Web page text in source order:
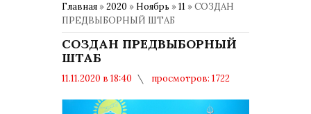
Главная »2020 » Ноябрь »11 » СОЗДАН
ПРЕДВЫБОРНЫЙ ШТАБ
СОЗДАН ПРЕДВЫБОРНЫЙ
ШТАБ
11.11.2020 в 18:40
просмотров: 1722